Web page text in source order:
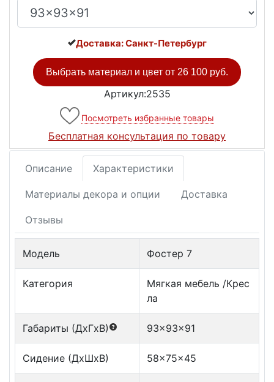
Доставка: Санкт-Петербург
Выбрать материал и цвет от 26 100 руб.
Артикул:2535
Посмотреть избранные товары
Бесплатная консультация по товару
Описание Характеристики
Материалы декора и опции Доставка
Отзывы
Модель Фостер 7
Категория
Мягкая мебель /Крес
ла
Габариты (ДxГxВ) 93x93x91
Сидение (ДxШxВ) 58x75x45